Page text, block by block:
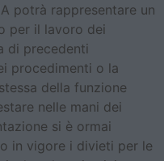
potrà rappresentare un
per il lavoro dei
di precedenti
procedimenti o la
della funzione
nelle mani dei
si è ormai
in vigore i divieti per le